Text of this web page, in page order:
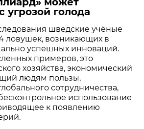
угрозой голода
шведские учёные
ловушек, возникающих в
успешных инноваций.
примеров, это
хозяйства, экономический
людям пользы,
сотрудничества,
использование
к появлению